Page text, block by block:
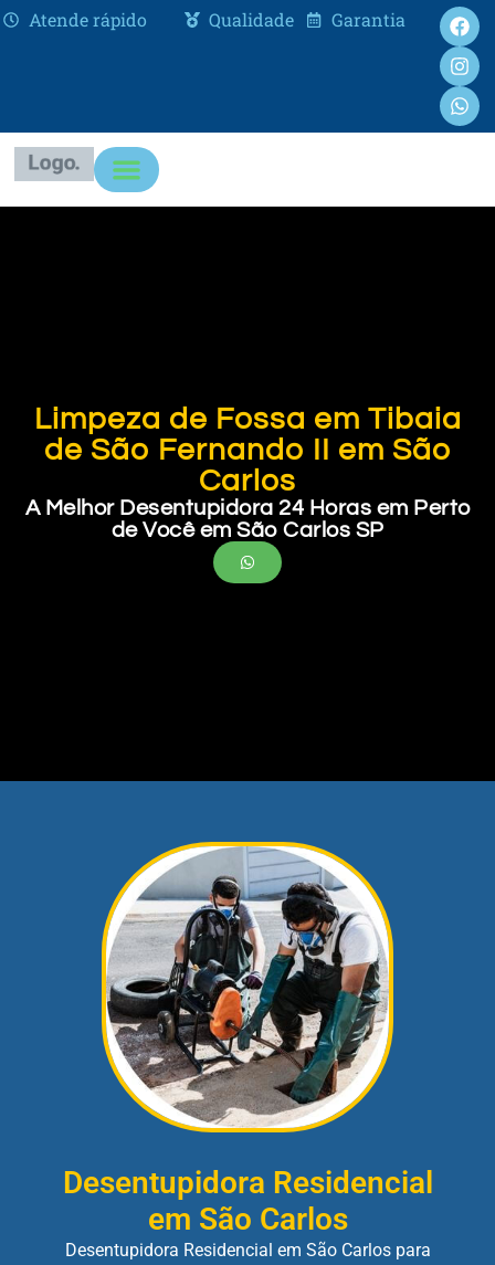
Atende rápido Qualidade Garantia
Limpeza de Fossa em Tibaia
de São Fernando II em São
Carlos
A Melhor Desentupidora 24 Horas em Perto
de Você em São Carlos SP
Desentupidora Residencial
em São Carlos
Desentupidora Residencial em São Carlos para